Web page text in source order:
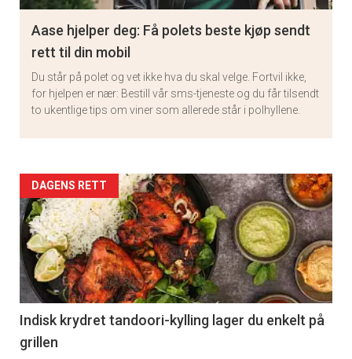
Aase hjelper deg: Få polets beste kjøp sendt
rett til din mobil
Du står på polet og vet ikke hva du skal velge. Fortvil ikke,
for hjelpen er nær: Bestill vår sms-tjeneste og du får tilsendt
to ukentlige tips om viner som allerede står i polhyllene.
Artikler
detail
-
section
11
DAGENS RETT
Indisk krydret tandoori-kylling lager du enkelt på
grillen